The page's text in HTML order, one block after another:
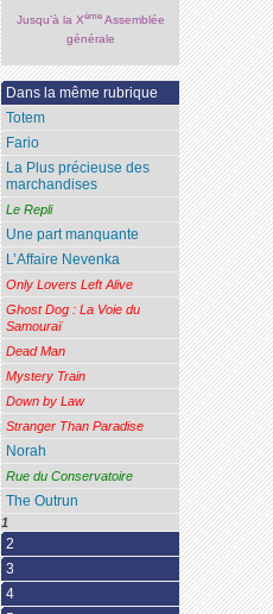
Jusqu’à la XèmeAssemblée
générale
Dans la même rubrique
Totem
Fario
La Plus précieuse des
marchandises
Le Repli
Une part manquante
L’Affaire Nevenka
Only Lovers Left Alive
Ghost Dog : La Voie du
Samouraï
Dead Man
Mystery Train
Down by Law
Stranger Than Paradise
Norah
Rue du Conservatoire
The Outrun
1
2
3
4